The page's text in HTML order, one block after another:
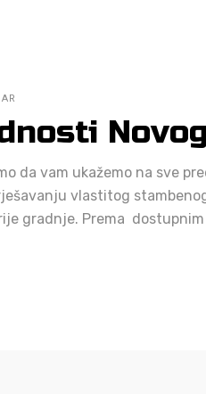
da vam ukažemo na sve
vlastitog
gradnje. Prema dostupnim